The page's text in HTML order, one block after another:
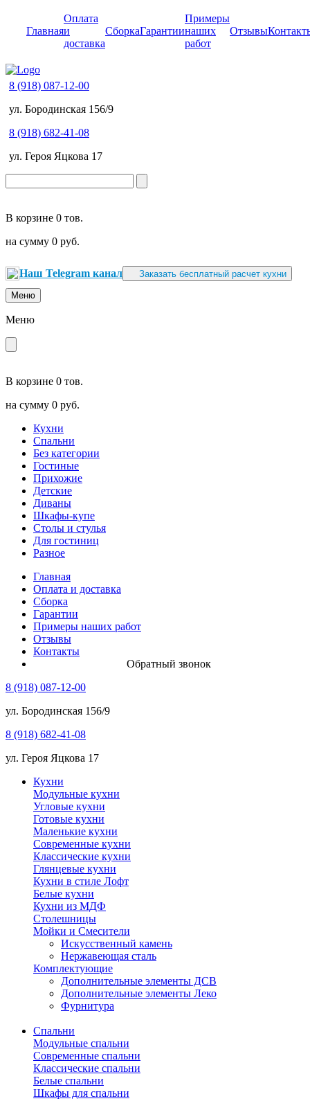
Главная
Оплата
и
доставка
СборкаГарантии
Примеры
наших
работ
Отзывы
8 (918) 087-12-00
ул. Бородинская 156/9
8 (918) 682-41-08
ул. Героя Яцкова 17
В корзине 0 тов.
на сумму 0 руб.
Наш Telegram канал Заказать бесплатный расчет кухни
Меню
Меню
В корзине 0 тов.
на сумму 0 руб.
Кухни
Спальни
Без категории
Гостиные
Прихожие
Детские
Диваны
Шкафы-купе
Столы и стулья
Для гостиниц
Разное
Главная
Оплата и доставка
Сборка
Гарантии
Примеры наших работ
Отзывы
Контакты
Обратный звонок
8 (918) 087-12-00
ул. Бородинская 156/9
8 (918) 682-41-08
ул. Героя Яцкова 17
Кухни
Модульные кухни
Угловые кухни
Готовые кухни
Маленькие кухни
Современные кухни
Классические кухни
Глянцевые кухни
Кухни в стиле Лофт
Белые кухни
Кухни из МДФ
Столешницы
Мойки и Смесители
Искусственный камень
Нержавеющая сталь
Комплектующие
Дополнительные элементы ДСВ
Дополнительные элементы Леко
Фурнитура
Спальни
Модульные спальни
Современные спальни
Классические спальни
Белые спальни
Шкафы для спальни